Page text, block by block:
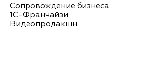
Сопровождение бизнеса
1С-Франчайзи
Видеопродакшн